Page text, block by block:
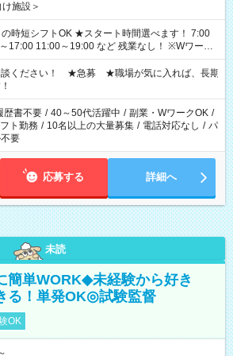
施設＞
★スタート時間選べます！ 7:00
11:00～19:00 など 残業なし！ ※Wワーク
仕事と合わせ週40時間超の就業はご案内できま
づき、週20時間以上勤務は社会保険への加入対
※労働者派遣法（日雇い派遣の原則禁止）によ
期間の就業はご案内が難しい場合があります
談ください！ ★急募 ★職場が気に入れば、長期
歴書不要 / 40～50代活躍中 / 副業・WワークOK /
ト勤務 / 10名以上の大量募集 / 電話対応なし / パ
要
応募する 詳細へ
未読
簡単WORK◆未経験から好き
る！単発OK◎試験監督
OK